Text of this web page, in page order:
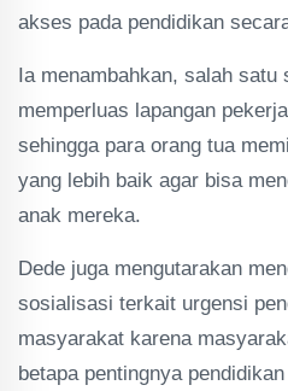
akses pada pendidikan
Ia menambahkan, salah satu
memperluas lapangan
sehingga para orang tua
yang lebih baik agar bisa
anak mereka.
Dede juga mengutarakan
sosialisasi terkait urgensi
masyarakat karena
betapa pentingnya